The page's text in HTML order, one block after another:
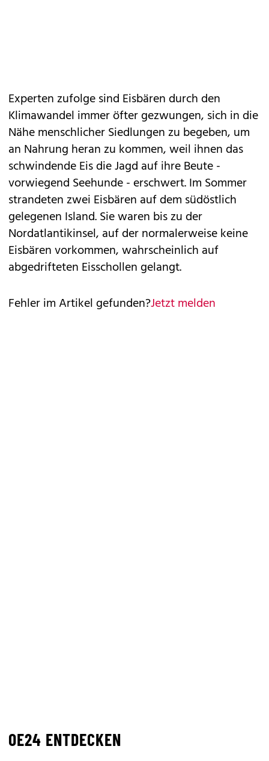
Experten zufolge sind Eisbären durch den
Klimawandel immer öfter gezwungen, sich in die
Nähe menschlicher Siedlungen zu begeben, um
an Nahrung heran zu kommen, weil ihnen das
schwindende Eis die Jagd auf ihre Beute -
vorwiegend Seehunde - erschwert. Im Sommer
strandeten zwei Eisbären auf dem südöstlich
gelegenen Island. Sie waren bis zu der
Nordatlantikinsel, auf der normalerweise keine
Eisbären vorkommen, wahrscheinlich auf
abgedrifteten Eisschollen gelangt.
Fehler im Artikel gefunden?Jetzt melden
OE24 ENTDECKEN